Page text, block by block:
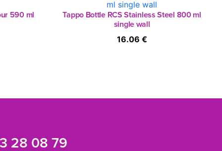
590 ml
Tappo Bottle RCS Stainless Steel 800 ml
single wall
16.06 €
28 08 79